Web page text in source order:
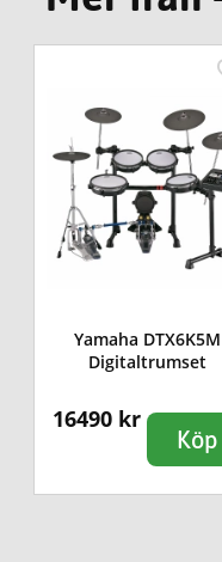
Yamaha DTX6K5M
Digitaltrumset
16490 kr
Köp